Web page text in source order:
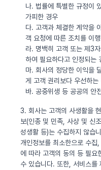
나. 법률에 특별한 규정이
가피한 경우
다. 고객과 체결한 계약을
객 요청에 따른 조치를 이
라. 명백히 고객 또는 제3
하여 필요하다고 인정되는
마. 회사의 정당한 이익을
게 고객 권리보다 우선하는
바. 공중위생 등 공공의 안
3. 회사는 고객의 사생활을
보(인종 및 민족, 사상 및 신
성생활 등)는 수집하지 않습
개인정보를 최소한으로 수
에 따라 고객의 동의 등 필요
수 있습니다. 또한, 서비스를